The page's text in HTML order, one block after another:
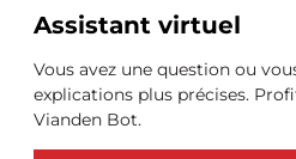
Ressources
Assistant virtuel
Vous avez une question ou
explications plus précises.
Vianden Bot.